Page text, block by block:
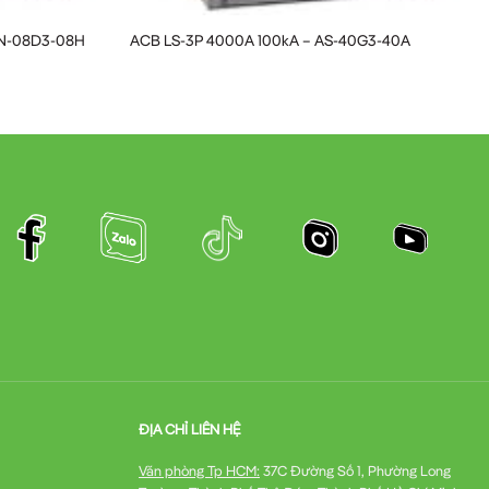
15.000 lần đóng/cắt
Rất cao
08D3-08H ACB LS-3P 4000A 100kA – AS-40G3-40A
ĐỊA CHỈ LIÊN HỆ
Văn phòng Tp HCM: 37C Đường Số 1, Phường Long